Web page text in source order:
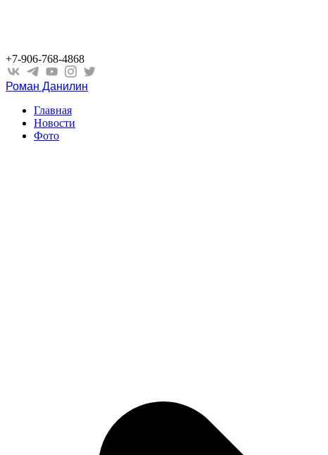
+7-906-768-4868
Роман Данилин
Главная
Новости
Фото